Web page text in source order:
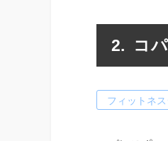
コ
フィットネス